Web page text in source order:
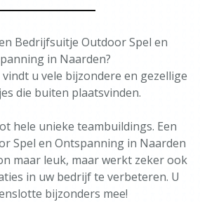
Bedrijfsuitje Outdoor Spel en
in Naarden?
u vele bijzondere en gezellige
die buiten plaatsvinden.
hele unieke teambuildings. Een
Spel en Ontspanning in Naarden
maar leuk, maar werkt zeker ook
in uw bedrijf te verbeteren. U
bijzonders mee!